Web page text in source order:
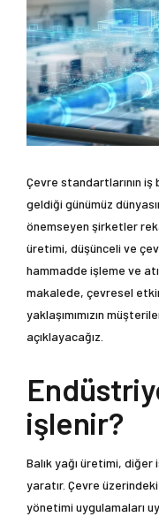
Çevre standartlarının iş
geldiği günümüz
önemseyen şirketler
üretimi, düşünceli ve
hammadde işleme ve
makalede, çevresel
yaklaşımımızın
açıklayacağız.
işlenir?
Balık yağı üretimi,
yaratır. Çevre
yönetimi uygulamaları